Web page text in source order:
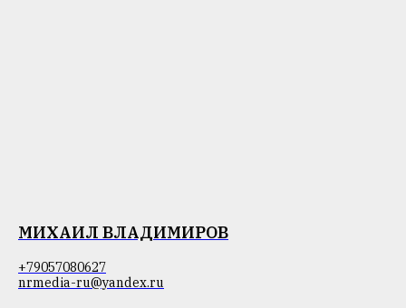
МИХАИЛ ВЛАДИМИРОВ
+79057080627
nrmedia-ru@yandex.ru